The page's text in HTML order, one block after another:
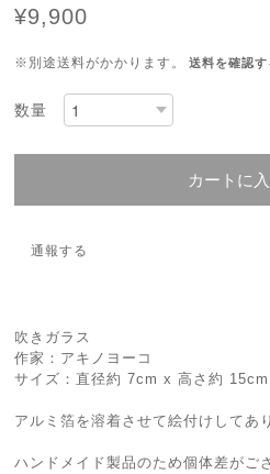
¥9,900
※別途送料がかかります。 送料を確認す
数量
カートに
通報する
吹きガラス
作家：アキノヨーコ
サイズ：直径約 7cm x 高さ約 15cm
アルミ箔を溶着させて絵付けしてあ
ハンドメイド製品のため個体差がご